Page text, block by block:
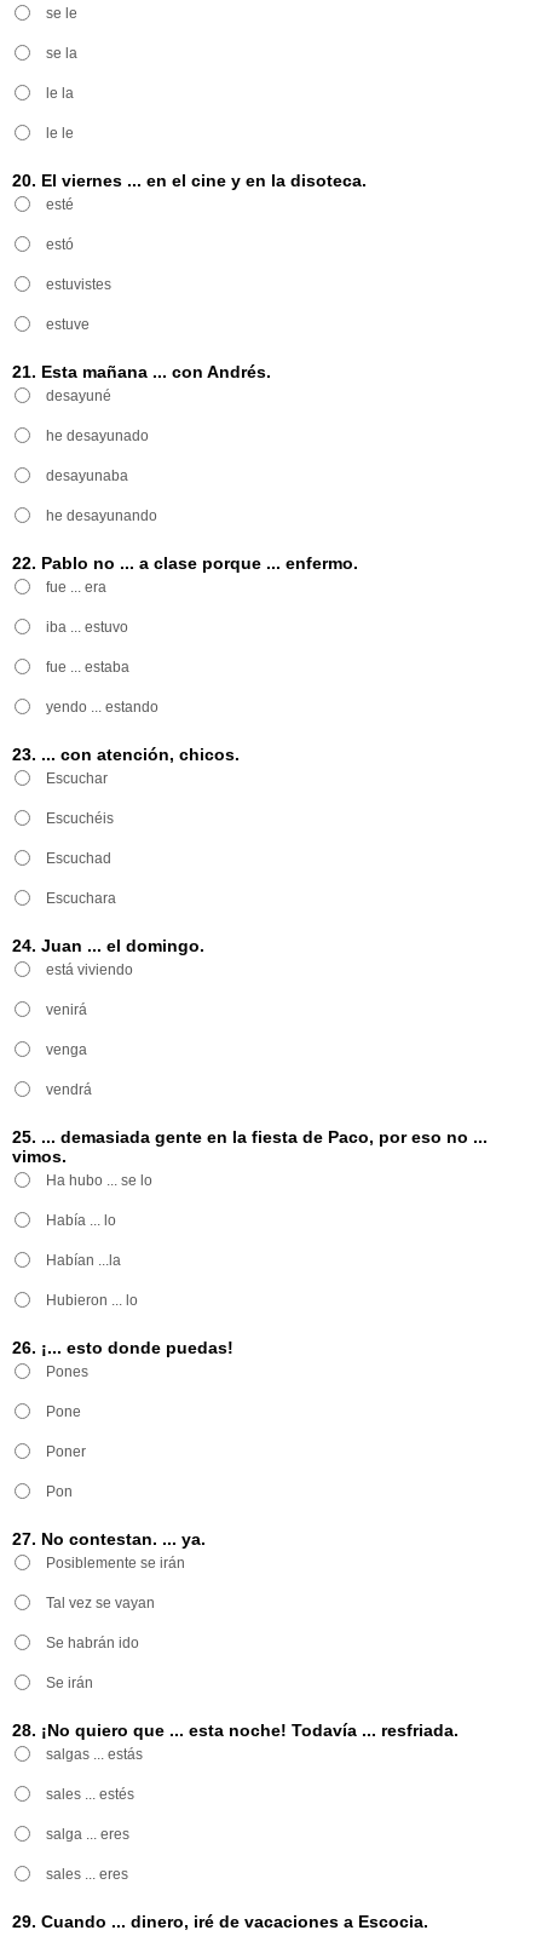
se le
se la
le la
le le
20. El viernes ... en el cine y en la disoteca.
esté
estó
estuvistes
estuve
21. Esta mañana ... con Andrés.
desayuné
he desayunado
desayunaba
he desayunando
22. Pablo no ... a clase porque ... enfermo.
fue ... era
iba ... estuvo
fue ... estaba
yendo ... estando
23. ... con atención, chicos.
Escuchar
Escuchéis
Escuchad
Escuchara
24. Juan ... el domingo.
está viviendo
venirá
venga
vendrá
25. ... demasiada gente en la fiesta de Paco, por eso no ...
vimos.
Ha hubo ... se lo
Había ... lo
Habían ...la
Hubieron ... lo
26. ¡... esto donde puedas!
Pones
Pone
Poner
Pon
27. No contestan. ... ya.
Posiblemente se irán
Tal vez se vayan
Se habrán ido
Se irán
28. ¡No quiero que ... esta noche! Todavía ... resfriada.
salgas ... estás
sales ... estés
salga ... eres
sales ... eres
29. Cuando ... dinero, iré de vacaciones a Escocia.